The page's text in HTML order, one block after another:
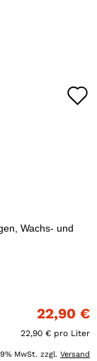
Wachs- und
22,90 €
22,90 € pro Liter
MwSt. zzgl. Versand